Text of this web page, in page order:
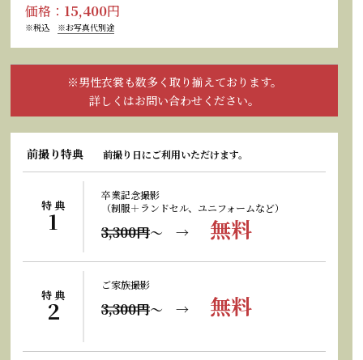
価格： 15,400円
※税込 ※お写真代別途
※男性衣裳も数多く取り揃えております。
詳しくはお問い合わせください。
前撮り特典 前撮り日にご利用いただけます。
特 典
1
卒業記念撮影
（制服＋ランドセル、ユニフォームなど）
3,300円〜 → 無料
特 典
2
ご家族撮影
3,300円〜 → 無料